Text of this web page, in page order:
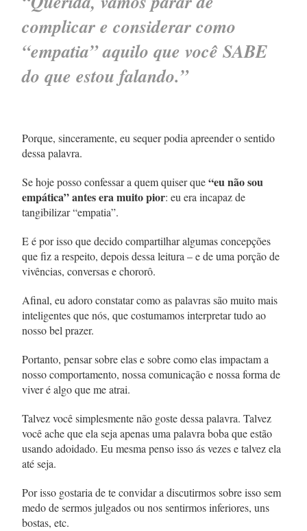
complicar e considerar como
“empatia” aquilo que você SABE
do que estou falando.”
Porque, sinceramente, eu sequer podia apreender o sentido
dessa palavra.
Se hoje posso confessar a quem quiser que“eu não sou
empática” antes era muito pior: eu era incapaz de
tangibilizar “empatia”.
E é por isso que decido compartilhar algumas concepções
que fiz a respeito, depois dessa leitura – e de uma porção de
vivências, conversas e chororô.
Afinal, eu adoro constatar como as palavras são muito mais
inteligentes que nós, que costumamos interpretar tudo ao
nosso bel prazer.
Portanto, pensar sobre elas e sobre como elas impactam a
nosso comportamento, nossa comunicação e nossa forma de
viver é algo que me atrai.
Talvez você simplesmente não goste dessa palavra. Talvez
você ache que ela seja apenas uma palavra boba que estão
usando adoidado. Eu mesma penso isso ás vezes e talvez ela
até seja.
Por isso gostaria de te convidar a discutirmos sobre isso sem
medo de sermos julgados ou nos sentirmos inferiores, uns
bostas, etc.